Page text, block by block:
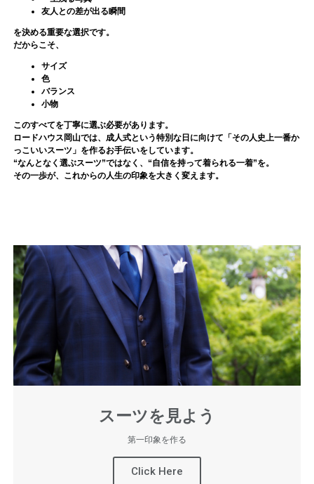
友人との差が出る瞬間
を決める重要な選択です。
だからこそ、
サイズ
色
バランス
小物
このすべてを丁寧に選ぶ必要があります。
ロードハウス岡山では、成人式という特別な日に向けて「その人史上一番か
っこいいスーツ」を作るお手伝いをしています。
“なんとなく選ぶスーツ”ではなく、“自信を持って着られる一着”を。
その一歩が、これからの人生の印象を大きく変えます。
スーツを見よう
第一印象を作る
Click Here